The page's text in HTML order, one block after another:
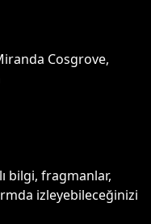
Cosgrove,
bilgi, fragmanlar,
izleyebileceğinizi